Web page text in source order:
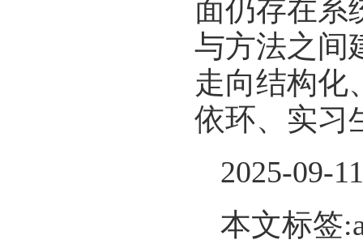
面仍存在系
与方法之间
走向结构化
依环、实习
2025-09-11
本文标签